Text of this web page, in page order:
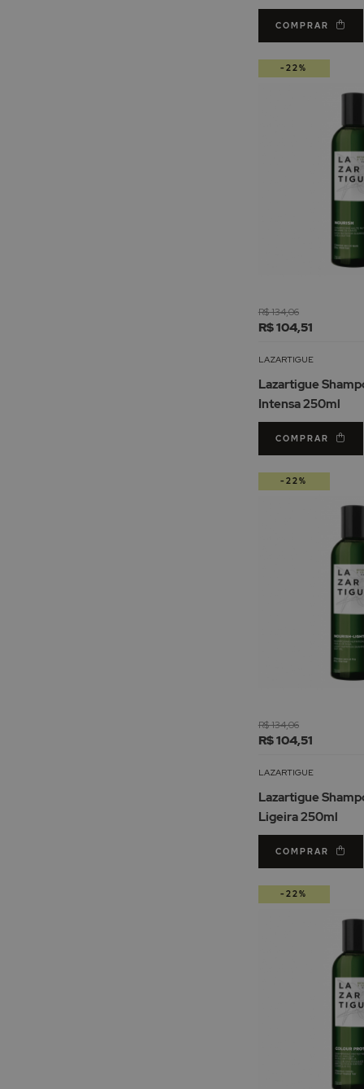
COMPRAR
R$ 104,51
R$ 134,06
LAZARTIGUE
Lazartigue
Intensa 250ml
COMPRAR
-22%
R$ 104,51
R$ 134,06
LAZARTIGUE
Lazartigue
Ligeira 250ml
COMPRAR
-22%
-22%